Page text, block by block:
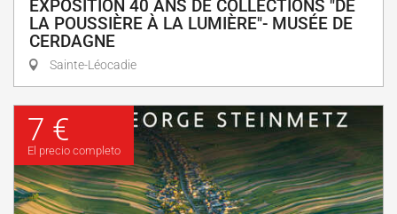
EXPOSITION 40 ANS DE COLLECTIONS "DE
LA POUSSIÈRE À LA LUMIÈRE"- MUSÉE DE
CERDAGNE
Sainte-Léocadie
7 €
El precio completo